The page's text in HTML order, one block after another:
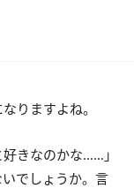
りますよね。
きなのかな……」
でしょうか。言